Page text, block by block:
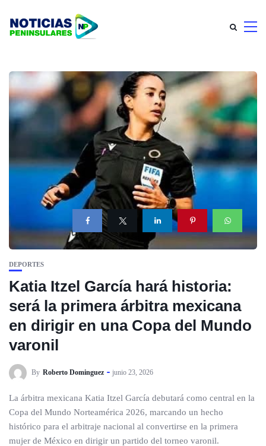
DEPORTES
Katia Itzel García hará historia:
será la primera árbitra mexicana
en dirigir en una Copa del Mundo
varonil
By Roberto Dominguez junio 23, 2026
La árbitra mexicana Katia Itzel García debutará como central en la
Copa del Mundo Norteamérica 2026, marcando un hecho
histórico para el arbitraje nacional al convertirse en la primera
mujer de México en dirigir un partido del torneo varonil.